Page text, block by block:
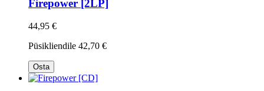
Firepower [2LP]
44,95 €
Püsikliendile 42,70 €
Osta